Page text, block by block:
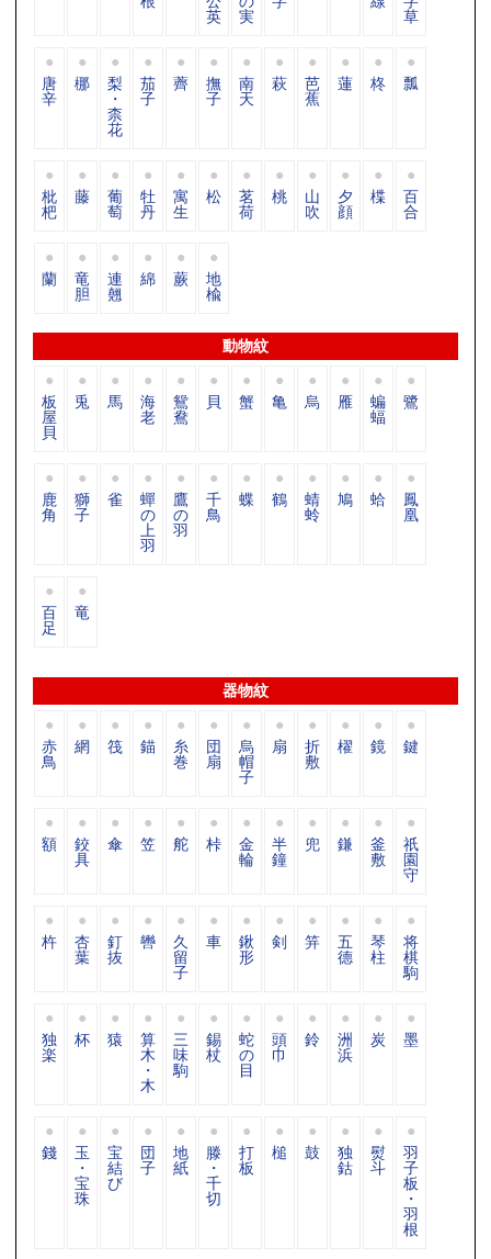
英 実 草
唐
辛
梛 梨
・
柰
花
茄
子
薺 撫
子
南
天
萩 芭
蕉
蓮 柊 瓢
枇
杷
藤 葡
萄
牡
丹
寓
生
松 茗
荷
桃 山
吹
夕
顔
楪 百
合
蘭 竜
胆
連
翹
綿 蕨 地
楡
動物紋
板
屋
貝
兎 馬 海
老
鴛
鴦
貝 蟹 亀 烏 雁 蝙
蝠
鷺
鹿
角
獅
子
雀 蟬
の
上
羽
鷹
の
羽
千
鳥
蝶 鶴 蜻
蛉
鳩 蛤 鳳
凰
百
足
竜
器物紋
赤
鳥
網 筏 錨 糸
巻
団
扇
烏
帽
子
扇 折
敷
櫂 鏡 鍵
額 鉸
具
傘 笠 舵 桛 金
輪
半
鐘
兜 鎌 釜
敷
祇
園
守
杵 杏
葉
釘
抜
轡 久
留
子
車 鍬
形
剣 笄 五
德
琴
柱
将
棋
駒
独
楽
杯 猿 算
木
・
木
三
味
駒
錫
杖
蛇
の
目
頭
巾
鈴 洲
浜
炭 墨
錢 玉
・
宝
珠
宝
結
び
団
子
地
紙
滕
・
千
切
打
板
槌 鼓 独
鈷
熨
斗
羽
子
板
・
羽
根